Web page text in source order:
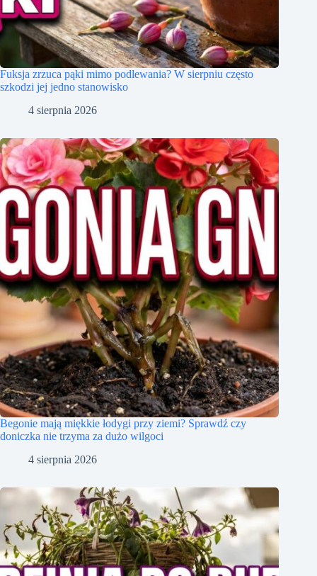
Fuksja zrzuca pąki mimo podlewania? W sierpniu często
szkodzi jej jedno stanowisko
4 sierpnia 2026
Begonie mają miękkie łodygi przy ziemi? Sprawdź czy
doniczka nie trzyma za dużo wilgoci
4 sierpnia 2026